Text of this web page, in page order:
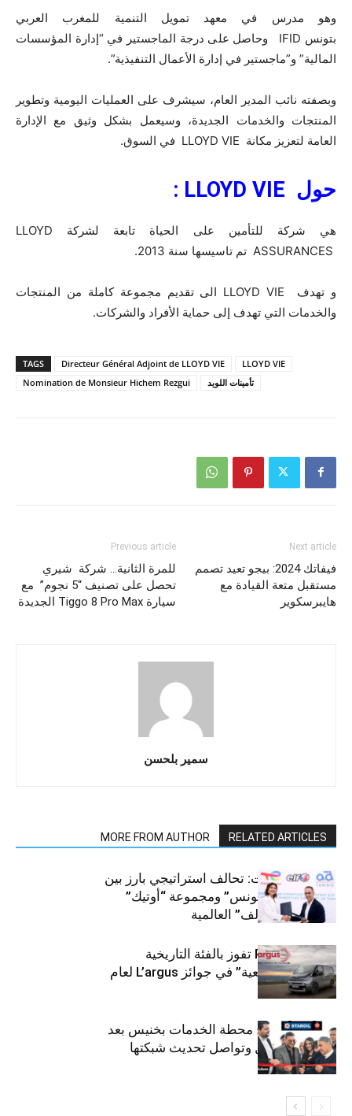
وهو مدرس في معهد تمويل التنمية للمغرب العربي
بتونس IFID وحاصل على درجة الماجستير في “إدارة المؤسسات
المالية” و”ماجستير في إدارة الأعمال التنفيذية”.
وبصفته نائب المدير العام، سيشرف على العمليات اليومية وتطوير
المنتجات والخدمات الجديدة، وسيعمل بشكل وثيق مع الإدارة
العامة لتعزيز مكانة LLOYD VIE في السوق.
حول LLOYD VIE
:
هي شركة للتأمين على الحياة تابعة لشركة LLOYD
ASSURANCES تم تاسيسها سنة 2013.
و تهدف LLOYD VIE الى تقديم مجموعة كاملة من المنتجات
والخدمات التي تهدف إلى حماية الأفراد والشركات.
TAGS Directeur Général Adjoint de LLOYD VIE
LLOYD VIE
Nomination de Monsieur Hichem Rezgui
تأمينات اللويد
Previous article
للمرة الثانية… شركة شيري
تحصل على تصنيف “5 نجوم” مع
سيارة Tiggo 8 Pro Max الجديدة
Next article
فيفاتك 2024: بيجو تعيد تصمم
مستقبل متعة القيادة مع
هايبرسكوير
سمير بلحسن
RELATED ARTICLES
MORE FROM AUTHOR
قطاع السيارات: تحالف استراتيجي بارز بين
“توتال إنرجيز تونس” ومجموعة “أوتيك”
لتوزيع زيوت “إلف” العالمية
كيا PV5 Cargo تفوز بالفئة التاريخية
“للمركبات النفعية” في جوائز L’argus لعام
2026
ستارأويل تفتتح محطة الخدمات بخنيس بعد
تجديدهابالكامل وتواصل تحديث شبكتها